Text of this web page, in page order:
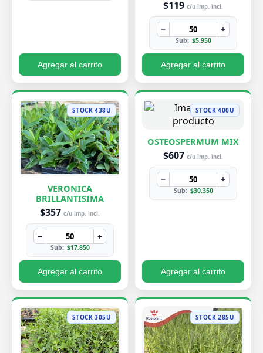
Agregar al carrito
$119 c/u imp. incl.
− +
Sub: $5.950
Agregar al carrito
STOCK 438U
VERONICA
BRILLANTISIMA
$357 c/u imp. incl.
− +
Sub: $17.850
Agregar al carrito
STOCK 400U
OSTEOSPERMUM MIX
$607 c/u imp. incl.
− +
Sub: $30.350
Agregar al carrito
STOCK 305U STOCK 285U